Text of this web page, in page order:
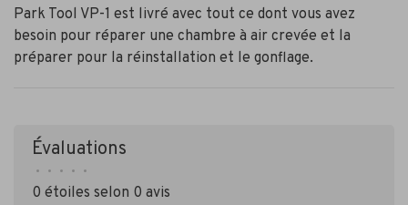
Park Tool VP-1 est livré avec tout ce dont vous avez
besoin pour réparer une chambre à air crevée et la
préparer pour la réinstallation et le gonflage.
Évaluations
• • • • •
0 étoiles selon 0 avis